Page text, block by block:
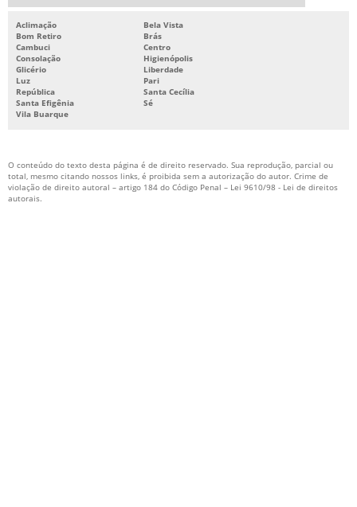
SISTEMA DE COMBATE CONTRA INCÊNDIOS
SISTEMA DE HIDRANTES PARA COMBATE A INCÊNDIO
SISTEMA DE PREVENÇÃO E COMBATE A INCÊNDIO
SISTEMA DE PROTEÇÃO CONTRA INCÊNDIO
SISTEMA DE PROTEÇÃO E COMBATE A INCÊNDIO
SISTEMA HIDRÁULICO DE COMBATE A INCÊNDIO
Aclimação
Bela Vista
Bom Retiro
Brás
Cambuci
Centro
Consolação
Higienópolis
Glicério
Liberdade
Luz
Pari
República
Santa Cecília
Santa Efigênia
Sé
Vila Buarque
O conteúdo do texto desta página é de direito reservado. Sua reprodução, parcial ou
total, mesmo citando nossos links, é proibida sem a autorização do autor. Crime de
violação de direito autoral – artigo 184 do Código Penal – Lei 9610/98 - Lei de direitos
autorais.